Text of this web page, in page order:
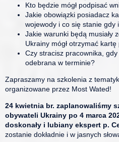
Kto będzie mógł podpisać
Jakie obowiązki posiadacz
wojewody i co się stanie gdy
Jakie warunki będą musiały
Ukrainy mógł otrzymać
Czy stracisz pracownika,
odebrana w terminie?
Zapraszamy na szkolenia z
organizowane przez Most Wated!
24 kwietnia br. zaplanowaliśmy
obywateli Ukrainy po 4 marca
doskonały i lubiany ekspert p.
zostanie dokładnie i w jasnych